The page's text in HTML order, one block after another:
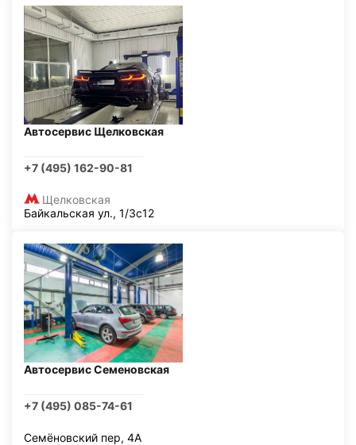
Автосервис Щелковская
+7 (495) 162-90-81
Щелковская
Байкальская ул., 1/3с12
Автосервис Семеновская
+7 (495) 085-74-61
Семёновский пер, 4А